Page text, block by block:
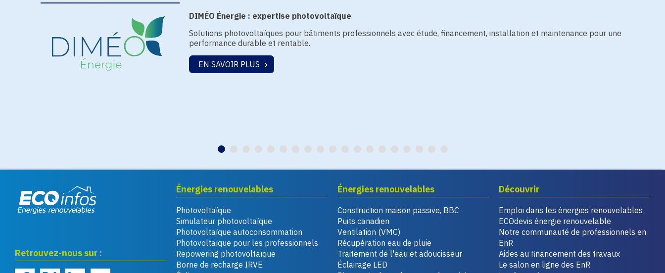
DIMÉO Énergie : expertise photovoltaïque
Solutions photovoltaïques pour bâtiments professionnels avec étude, financement, installation et maintenance pour une
performance durable et rentable.
EN SAVOIR PLUS
Retrouvez-nous sur :
Énergies renouvelables
Photovoltaïque
Simulateur photovoltaïque
Photovoltaïque autoconsommation
Photovoltaïque pour les professionnels
Repowering photovoltaïque
Borne de recharge IRVE
Énergies renouvelables
Construction maison passive, BBC
Puits canadien
Ventilation (VMC)
Récupération eau de pluie
Traitement de l'eau et adoucisseur
Éclairage LED
Découvrir
Emploi dans les énergies renouvelables
ECOdevis énergie renouvelable
Notre communauté de professionnels en
EnR
Aides au financement des travaux
Le salon en ligne des EnR